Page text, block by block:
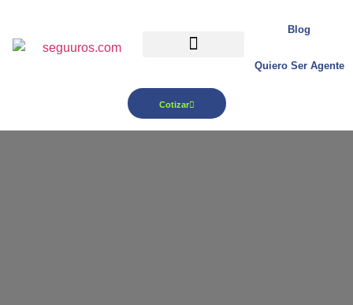
Blog
Quiero Ser Agente
Cotizar